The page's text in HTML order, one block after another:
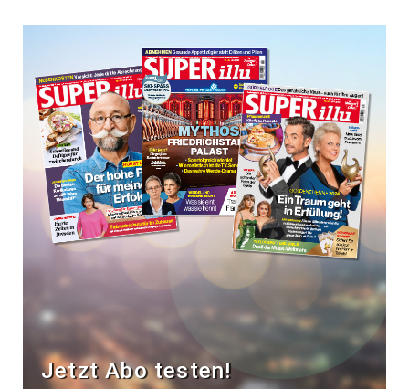
Jetzt Abo testen!